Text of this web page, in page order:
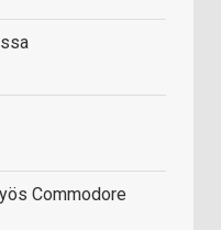
Commodore